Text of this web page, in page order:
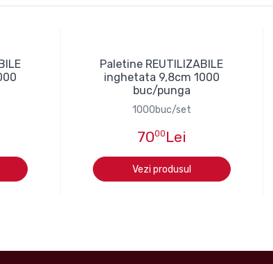
Paletine REUTILIZABILE
inghetata 9,8cm 1000
buc/punga
1000buc/set
7000 Lei
Vezi produsul